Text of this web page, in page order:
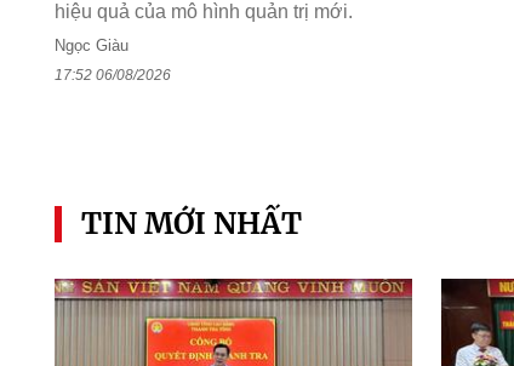
hiệu quả của mô hình quản trị mới.
Ngọc Giàu
17:52 06/08/2026
TIN MỚI NHẤT